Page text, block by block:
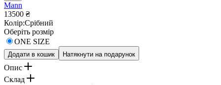
Mann
13500 ₴
Колір:Срібний
Оберіть розмір
ONE SIZE
Додати в кошик Натякнути на подарунок
Опис
Склад